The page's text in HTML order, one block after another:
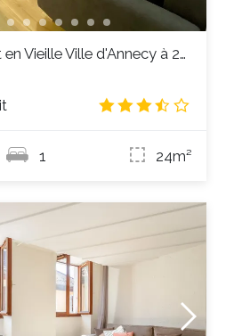
🎖 Joli appartement en Vieille Ville d'Annecy à 200m du Lac
1 24m²